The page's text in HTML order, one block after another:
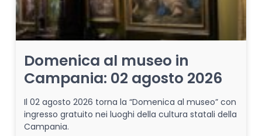
Domenica al museo in
Campania: 02 agosto 2026
Il 02 agosto 2026 torna la “Domenica al museo” con
ingresso gratuito nei luoghi della cultura statali della
Campania.